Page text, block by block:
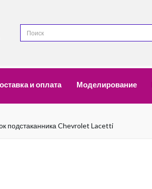
и оплата Моделирование
подстаканника Chevrolet Lacetti